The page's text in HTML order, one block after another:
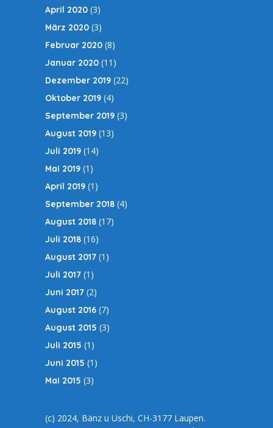
April 2020 (3)
März 2020 (3)
Februar 2020 (8)
Januar 2020 (11)
Dezember 2019 (22)
Oktober 2019 (4)
September 2019 (3)
August 2019 (13)
Juli 2019 (14)
Mai 2019 (1)
April 2019 (1)
September 2018 (4)
August 2018 (17)
Juli 2018 (16)
August 2017 (1)
Juli 2017 (1)
Juni 2017 (2)
August 2016 (7)
August 2015 (3)
Juli 2015 (1)
Juni 2015 (1)
Mai 2015 (3)
(c) 2024, Bänz u Uschi, CH-3177 Laupen.